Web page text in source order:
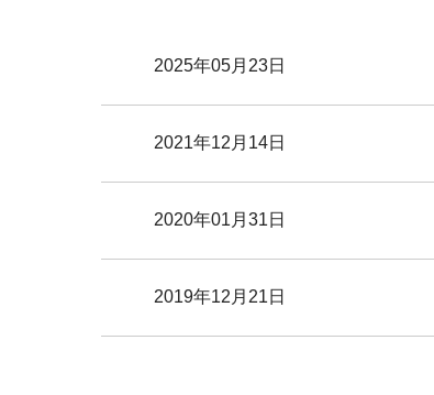
2025年05月23日
2021年12月14日
2020年01月31日
2019年12月21日